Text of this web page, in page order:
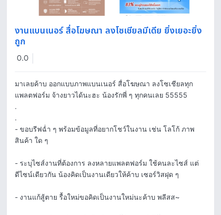
งานแบนเนอร์ สื่อโฆษณา ลงโซเชียลมีเดีย ยิ่งเยอะยิ่ง
ถูก
0.0
มาเลยค้าบ ออกแบบภาพแบนเนอร์ สื่อโฆษณา ลงโซเชียลทุก
แพลตฟอร์ม จ้างยาวได้นะฮะ น้องรักพี่ ๆ ทุกคนเลย 55555
.
.
- ขอบรีฟฉ่ำ ๆ พร้อมข้อมูลที่อยากโชว์ในงาน เช่น โลโก้ ภาพ
สินค้า ใด ๆ
- ระบุไซส์งานที่ต้องการ ลงหลายแพลตฟอร์ม ใช้คนละไซส์ แต่
ดีไซน์เดียวกัน น้องคิดเป็นงานเดียวให้ค้าบ เซอร์วิสฝุด ๆ
- งานแก้สู้ตาย รื้อใหม่ขอคิดเป็นงานใหม่นะค้าบ พลีสส~